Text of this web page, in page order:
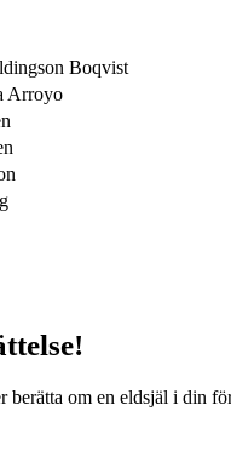
Boqvist
Arroyo
berätta om en eldsjäl i din